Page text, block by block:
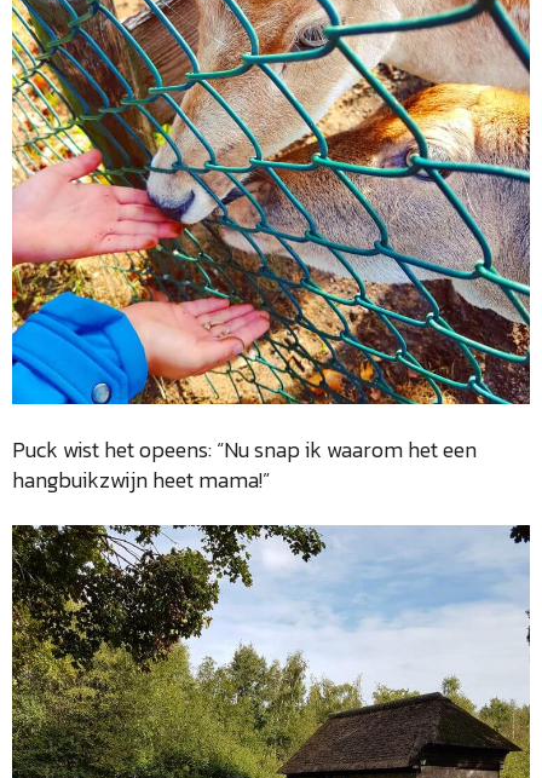
Puck wist het opeens: “Nu snap ik waarom het een
hangbuikzwijn heet mama!”